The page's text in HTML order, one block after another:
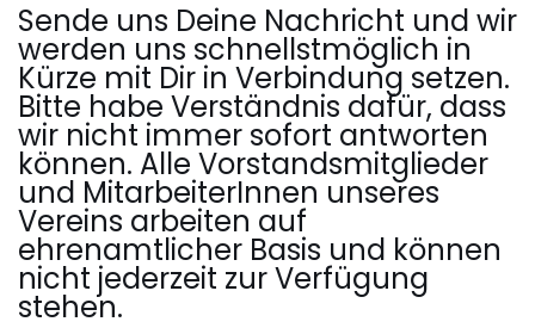
Sende uns Deine Nachricht und wir
werden uns schnellstmöglich in
Kürze mit Dir in Verbindung setzen.
Bitte habe Verständnis dafür, dass
wir nicht immer sofort antworten
können. Alle Vorstandsmitglieder
und MitarbeiterInnen unseres
Vereins arbeiten auf
ehrenamtlicher Basis und können
nicht jederzeit zur Verfügung
stehen.